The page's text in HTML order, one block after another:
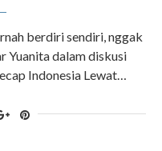
berdiri sendiri, nggak
Yuanita dalam diskusi
Indonesia Lewat…